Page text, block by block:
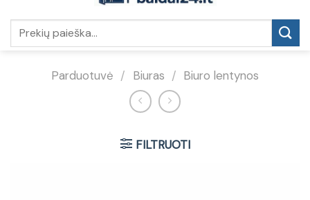
Parduotuvė / Biuras / Biuro lentynos
FILTRUOTI